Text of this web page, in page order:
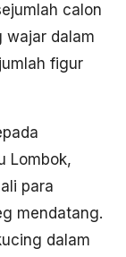
calon
wajar dalam
figur
Lombok,
para
mendatang.
dalam